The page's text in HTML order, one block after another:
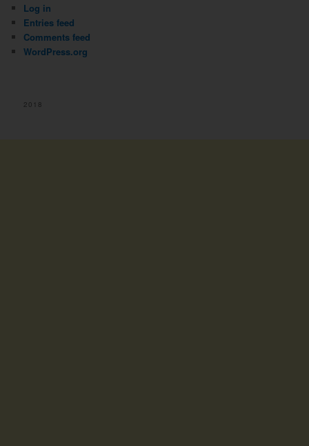
Log in
Entries feed
Comments feed
WordPress.org
2018